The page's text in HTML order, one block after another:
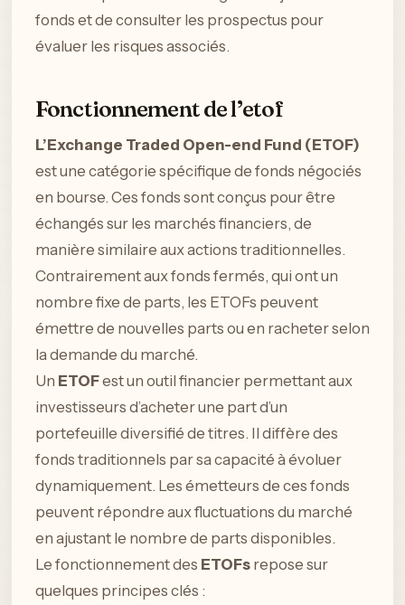
fonds et de consulter les prospectus pour
évaluer les risques associés.
Fonctionnement de l’etof
L’Exchange Traded Open-end Fund (ETOF)
est une catégorie spécifique de fonds négociés
en bourse. Ces fonds sont conçus pour être
échangés sur les marchés financiers, de
manière similaire aux actions traditionnelles.
Contrairement aux fonds fermés, qui ont un
nombre fixe de parts, les ETOFs peuvent
émettre de nouvelles parts ou en racheter selon
la demande du marché.
Un ETOFest un outil financier permettant aux
investisseurs d’acheter une part d’un
portefeuille diversifié de titres. Il diffère des
fonds traditionnels par sa capacité à évoluer
dynamiquement. Les émetteurs de ces fonds
peuvent répondre aux fluctuations du marché
en ajustant le nombre de parts disponibles.
Le fonctionnement des ETOFs repose sur
quelques principes clés :